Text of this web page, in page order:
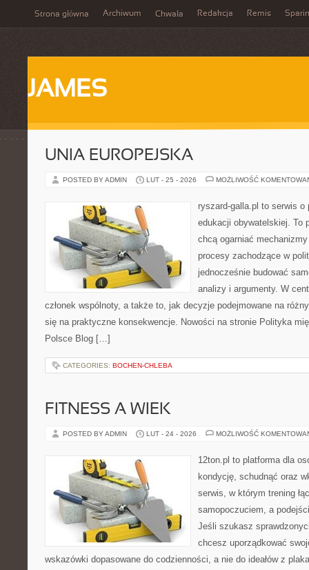
Strona główna Archiwum Chwała Redakcja Remis
JAMES
UNIA EUROPEJSKA
POSTED BY ADMIN LUT - 25 - 2026 MOŻLIWOŚĆ
ryszard-galla.pl to serwis
edukacji obywatelskiej. To
chcą ogarniać
procesy zachodzące w
jednocześnie budować
analizy i argumenty. W
członek wspólnoty, a także to, jak decyzje podejmowane na
się na praktyczne konsekwencje. Nowości na stronie Polityka
Polsce Blog […]
CATEGORIES: BOCHEN-CHLEBA
FITNESS A WIEK
POSTED BY ADMIN LUT - 24 - 2026 MOŻLIWOŚĆ
12ton.pl to platforma dla
kondycję, schudnąć oraz
serwis, w którym trening
samopoczuciem, a
Jeśli szukasz
chcesz uporządkować
wskazówki dopasowane do codzienności, a nie do ideałów z